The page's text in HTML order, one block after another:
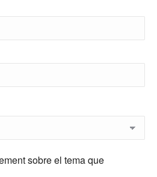
sobre el tema que